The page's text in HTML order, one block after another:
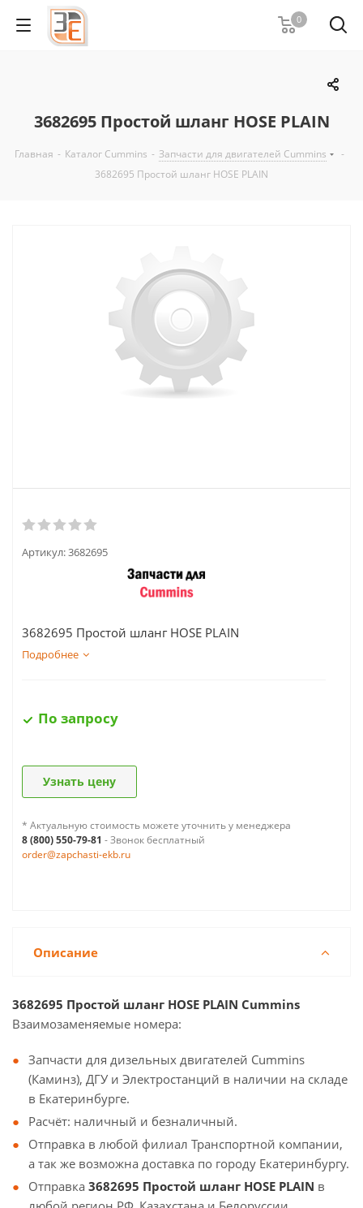
0
3682695 Простой шланг HOSE PLAIN
Главная - Каталог Cummins - Запчасти для двигателей Cummins
-
3682695 Простой шланг HOSE PLAIN
Артикул:3682695
3682695 Простой шланг HOSE PLAIN
Подробнее
По запросу
Узнать цену
* Актуальную стоимость можете уточнить у менеджера
8 (800) 550-79-81 - Звонок бесплатный
order@zapchasti-ekb.ru
Описание
3682695 Простой шланг HOSE PLAIN Cummins
Взаимозаменяемые номера:
Запчасти для дизельных двигателей Cummins
(Каминз), ДГУ и Электростанций в наличии на складе
в Екатеринбурге.
Расчёт: наличный и безналичный.
Отправка в любой филиал Транспортной компании,
а так же возможна доставка по городу Екатеринбургу.
Отправка 3682695 Простой шланг HOSE PLAIN в